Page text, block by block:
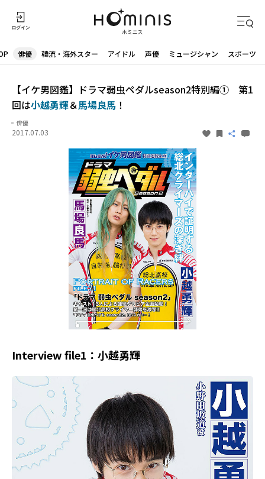
俳優 韓流・海外スター アイドル 声優 ミュージシャン スポーツ
【イケ男図鑑】ドラマ弱虫ペダルseason2特別編① 第1
回は小越勇輝＆馬場良馬 ！
俳優
2017.07.03
Interview file1：小越勇輝